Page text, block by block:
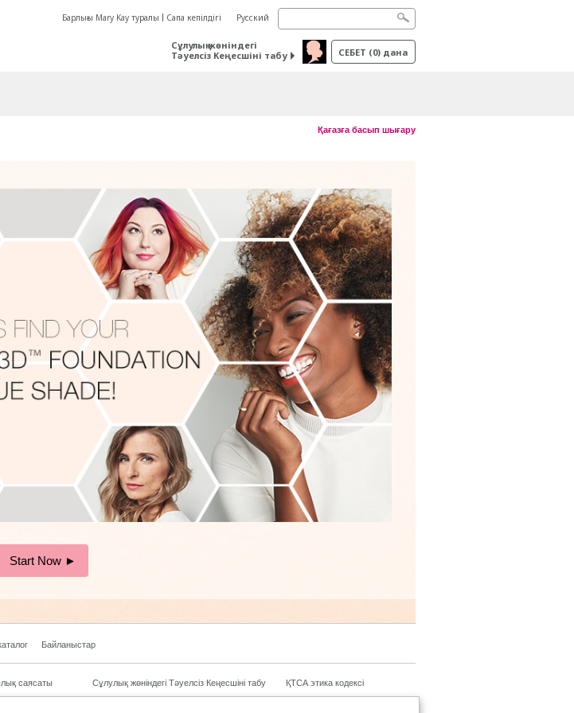
Барлығы Mary Kay туралы Сапа кепілдігі Русский
Сұлулық жөніндегі
Тәуелсіз Кеңесшіні табу
СЕБЕТ (0) дана
Қағазға басып шығару
Байланыстар
саясаты Сұлулық жөніндегі Тәуелсіз Кеңесшіні табу ҚТСА этика кодексі